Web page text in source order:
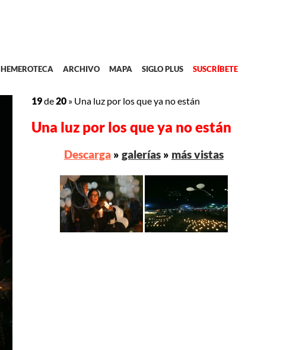
HEMEROTECA ARCHIVO MAPA SIGLO PLUS SUSCRÍBETE
19de20 » Una luz por los que ya no están
Una luz por los que ya no están
Descarga» galerías» más vistas